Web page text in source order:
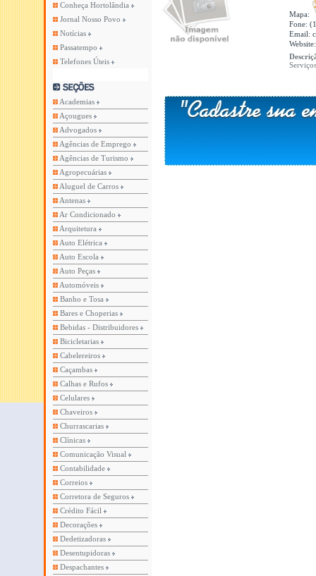
Conheça Hortolândia
Jornal Nosso Povo
Notícias
Passatempo
Telefones Úteis
Academias
Açougues
Advogados
Agências de Emprego
Agências de Turismo
Agropecuárias
Aluguel de Carros
Antenas
Ar Condicionado
Arquitetura
Auto Elétrica
Auto Escola
Auto Peças
Automóveis
Banho e Tosa
Bares e Choperias
Bebidas - Distribuidores
Bicicletarias
Cabelereiros
Caçambas
Calhas e Rufos
Celulares
Chaveiros
Churrascarias
Clínicas
Comunicação Visual
Contabilidade
Correios
Corretora de Seguros
Crédito Fácil
Decorações
Dedetizadoras
Desentupidoras
Despachantes
Mapa:
Fone:
Email: